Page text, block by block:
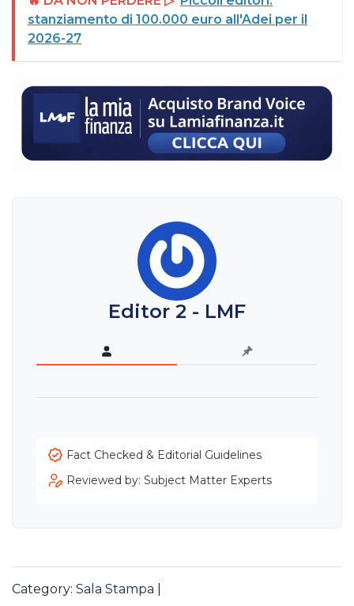
stanziamento di 100.000 euro all'Adei per il
2026-27
Editor 2 - LMF
Fact Checked & Editorial Guidelines
Reviewed by: Subject Matter Experts
Category: Sala Stampa